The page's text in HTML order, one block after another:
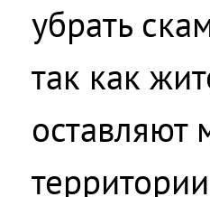
убрать
так как
оставляют